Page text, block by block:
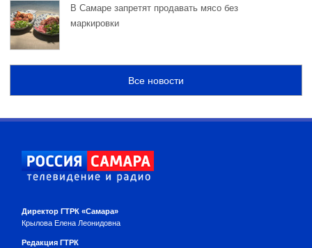
В Самаре запретят продавать мясо без
маркировки
Все новости
Директор ГТРК «Самара»
Крылова Елена Леонидовна
Редакция ГТРК